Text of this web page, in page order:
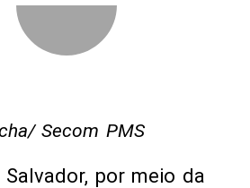
Secom PMS
por meio da